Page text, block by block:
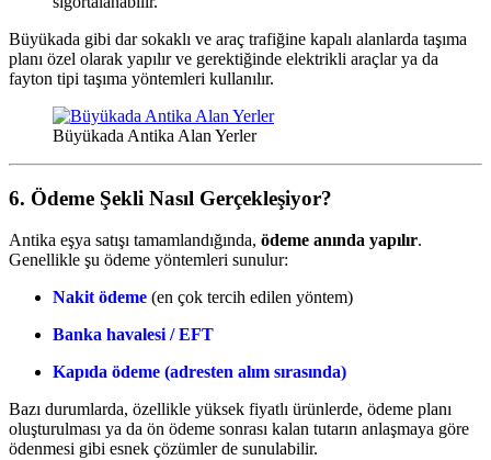
Büyükada gibi dar sokaklı ve araç trafiğine kapalı alanlarda taşıma
planı özel olarak yapılır ve gerektiğinde elektrikli araçlar ya da
fayton tipi taşıma yöntemleri kullanılır.
Büyükada Antika Alan Yerler
6. Ödeme Şekli Nasıl Gerçekleşiyor?
Antika eşya satışı tamamlandığında, ödeme anında yapılır.
Genellikle şu ödeme yöntemleri sunulur:
Nakit ödeme (en çok tercih edilen yöntem)
Banka havalesi / EFT
Kapıda ödeme (adresten alım sırasında)
Bazı durumlarda, özellikle yüksek fiyatlı ürünlerde, ödeme planı
oluşturulması ya da ön ödeme sonrası kalan tutarın anlaşmaya göre
ödenmesi gibi esnek çözümler de sunulabilir.